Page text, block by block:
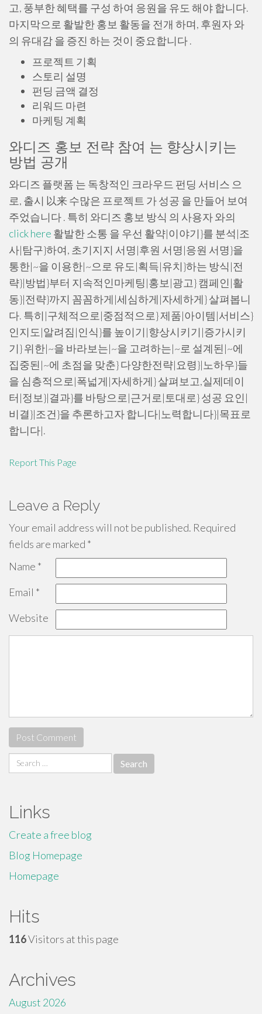
고, 풍부한 혜택를 구성 하여 응원을 유도 해야 합니다.
마지막으로 활발한 홍보 활동을 전개 하며, 후원자 와
의 유대감 을 증진 하는 것이 중요합니다 .
프로젝트 기획
스토리 설명
펀딩 금액 결정
리워드 마련
마케팅 계획
와디즈 홍보 전략 참여 는 향상시키는
방법 공개
와디즈 플랫폼 는 독창적인 크라우드 펀딩 서비스 으
로, 출시 以来 수많은 프로젝트 가 성공 을 만들어 보여
주었습니다 . 특히 와디즈 홍보 방식 의 사용자 와의
click here 활발한 소통 을 우선 활약|이야기}를 분석|조
사|탐구}하여, 초기지지 서명|후원 서명|응원 서명}을
통한|~을 이용한|~으로 유도|획득|유치}하는 방식|전
략}|방법}부터 지속적인마케팅|홍보|광고} 캠페인|활
동}|전략}까지 꼼꼼하게|세심하게|자세하게} 살펴봅니
다. 특히|구체적으로|중점적으로} 제품|아이템|서비스}
인지도|알려짐|인식}를 높이기|향상시키기|증가시키
기} 위한|~을 바라보는|~을 고려하는|~로 설계된|~에
집중된|~에 초점을 맞춘} 다양한전략|요령}|노하우}들
을 심층적으로|폭넓게|자세하게} 살펴보고,실제데이
터|정보}|결과}를 바탕으로|근거로|토대로} 성공 요인|
비결}|조건}을 추론하고자 합니다|노력합니다}|목표로
합니다|.
Report This Page
Leave a Reply
Your email address will not be published. Required
fields are marked *
Name *
Email *
Website
Search
for:
Links
Create a free blog
Blog Homepage
Homepage
Hits
116Visitors at this page
Archives
August 2026